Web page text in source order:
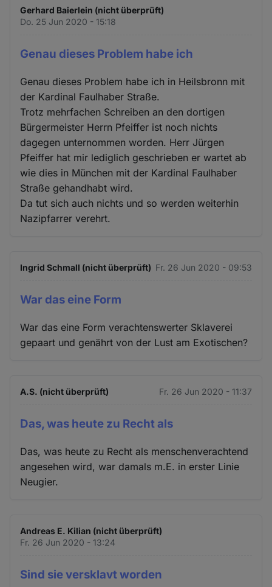
Gerhard Baierlein (nicht überprüft)
Do. 25 Jun 2020 - 15:18
Genau dieses Problem habe ich
Genau dieses Problem habe ich in Heilsbronn mit
der Kardinal Faulhaber Straße.
Trotz mehrfachen Schreiben an den dortigen
Bürgermeister Herrn Pfeiffer ist noch nichts
dagegen unternommen worden. Herr Jürgen
Pfeiffer hat mir lediglich geschrieben er wartet ab
wie dies in München mit der Kardinal Faulhaber
Straße gehandhabt wird.
Da tut sich auch nichts und so werden weiterhin
Nazipfarrer verehrt.
Ingrid Schmall (nicht überprüft) Fr. 26 Jun 2020 - 09:53
War das eine Form
War das eine Form verachtenswerter Sklaverei
gepaart und genährt von der Lust am Exotischen?
A.S. (nicht überprüft) Fr. 26 Jun 2020 - 11:37
Das, was heute zu Recht als
Das, was heute zu Recht als menschenverachtend
angesehen wird, war damals m.E. in erster Linie
Neugier.
Andreas E. Kilian (nicht überprüft)
Fr. 26 Jun 2020 - 13:24
Sind sie versklavt worden